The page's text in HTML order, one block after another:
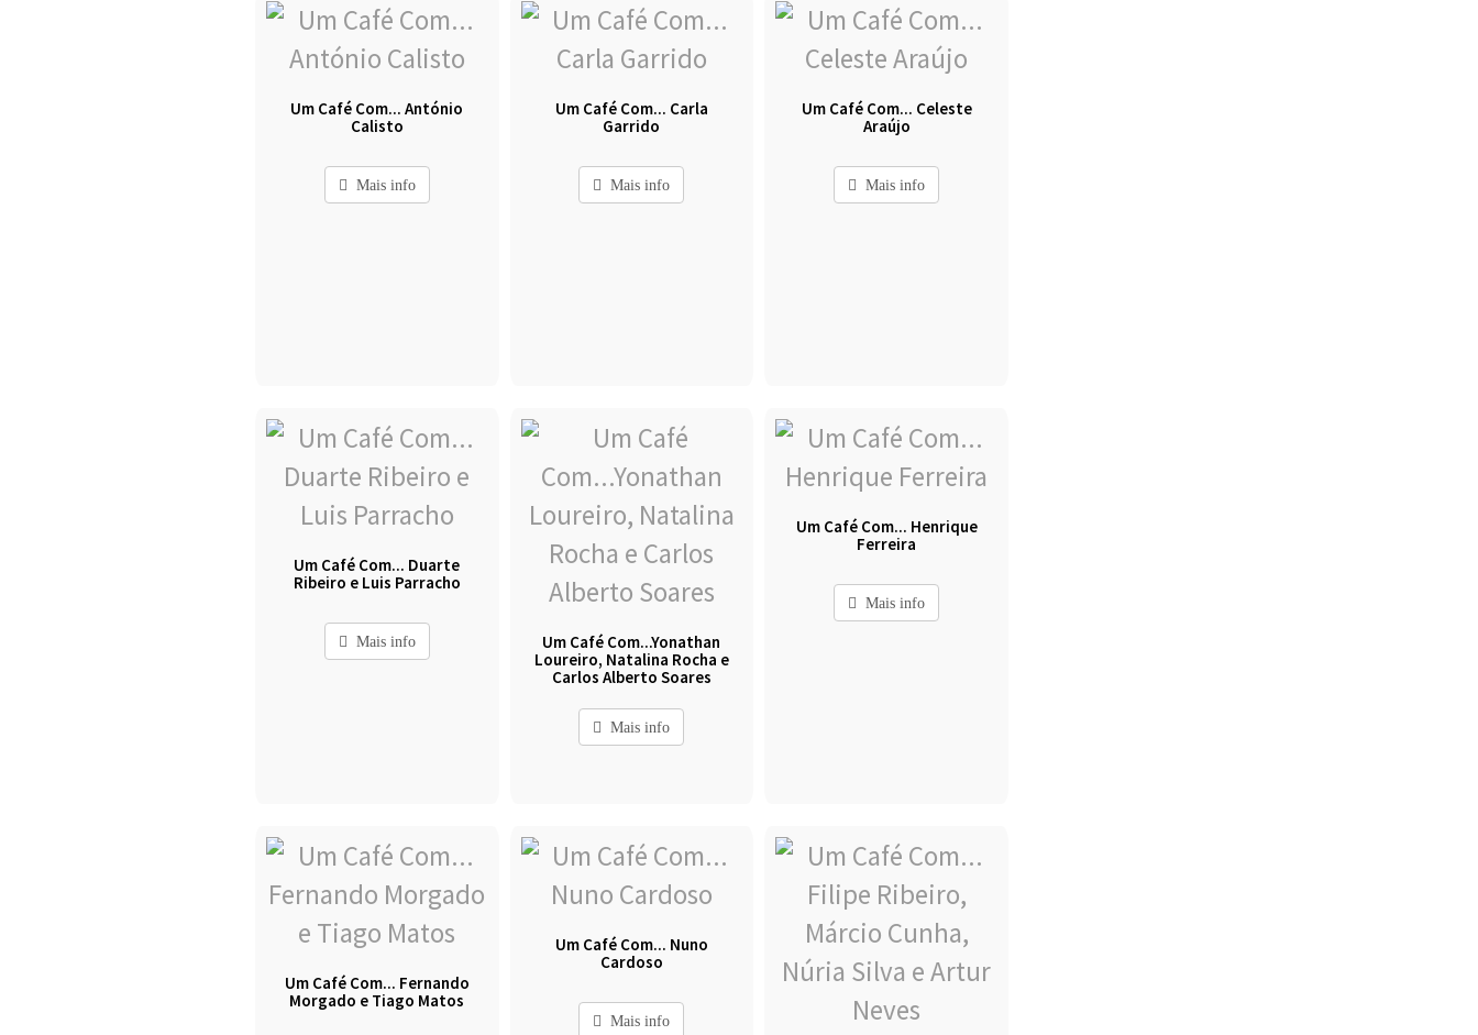
Um Café Com... António
Calisto
Mais info
Um Café Com... Carla
Garrido
Mais info
Um Café Com... Celeste
Araújo
Mais info
Um Café Com... Duarte
Ribeiro e Luis Parracho
Mais info
Um Café Com...Yonathan
Loureiro, Natalina Rocha e
Carlos Alberto Soares
Mais info
Um Café Com... Henrique
Ferreira
Mais info
Um Café Com... Fernando
Morgado e Tiago Matos
Um Café Com... Nuno
Cardoso
Mais info